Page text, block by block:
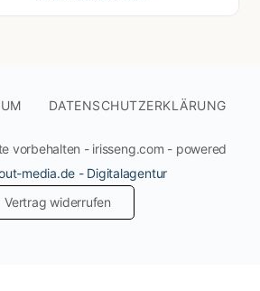
DATENSCHUTZERKLÄRUNG
vorbehalten - irisseng.com - powered
media.de - Digitalagentur
Vertrag widerrufen